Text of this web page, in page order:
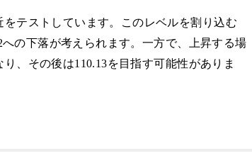
テストしています。このレベルを割り込む
の下落が考えられます。一方で、上昇する場
、その後は110.13を目指す可能性がありま